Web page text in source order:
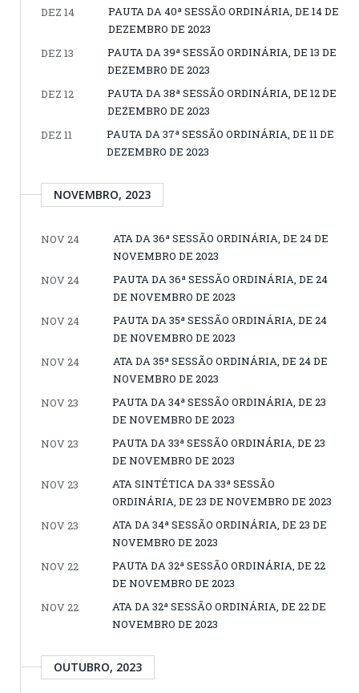
DEZ 14
PAUTA DA 40ª SESSÃO ORDINÁRIA, DE 14 DE
DEZEMBRO DE 2023
DEZ 13
PAUTA DA 39ª SESSÃO ORDINÁRIA, DE 13 DE
DEZEMBRO DE 2023
DEZ 12
PAUTA DA 38ª SESSÃO ORDINÁRIA, DE 12 DE
DEZEMBRO DE 2023
DEZ 11
PAUTA DA 37ª SESSÃO ORDINÁRIA, DE 11 DE
DEZEMBRO DE 2023
NOVEMBRO, 2023
NOV 24
ATA DA 36ª SESSÃO ORDINÁRIA, DE 24 DE
NOVEMBRO DE 2023
NOV 24
PAUTA DA 36ª SESSÃO ORDINÁRIA, DE 24
DE NOVEMBRO DE 2023
NOV 24
PAUTA DA 35ª SESSÃO ORDINÁRIA, DE 24
DE NOVEMBRO DE 2023
NOV 24
ATA DA 35ª SESSÃO ORDINÁRIA, DE 24 DE
NOVEMBRO DE 2023
NOV 23
PAUTA DA 34ª SESSÃO ORDINÁRIA, DE 23
DE NOVEMBRO DE 2023
NOV 23
PAUTA DA 33ª SESSÃO ORDINÁRIA, DE 23
DE NOVEMBRO DE 2023
NOV 23
ATA SINTÉTICA DA 33ª SESSÃO
ORDINÁRIA, DE 23 DE NOVEMBRO DE 2023
NOV 23
ATA DA 34ª SESSÃO ORDINÁRIA, DE 23 DE
NOVEMBRO DE 2023
NOV 22
PAUTA DA 32ª SESSÃO ORDINÁRIA, DE 22
DE NOVEMBRO DE 2023
NOV 22
ATA DA 32ª SESSÃO ORDINÁRIA, DE 22 DE
NOVEMBRO DE 2023
OUTUBRO, 2023